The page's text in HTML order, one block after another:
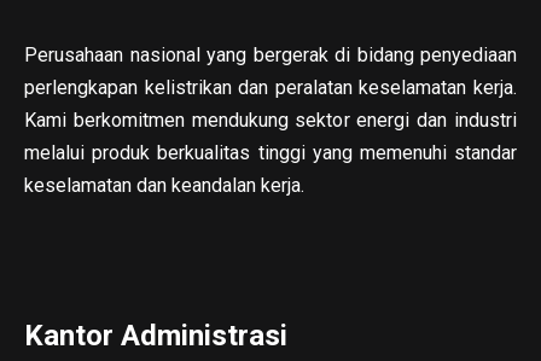
Perusahaan nasional yang bergerak di bidang penyediaan
perlengkapan kelistrikan dan peralatan keselamatan kerja.
Kami berkomitmen mendukung sektor energi dan industri
melalui produk berkualitas tinggi yang memenuhi standar
keselamatan dan keandalan kerja.
Kantor Administrasi